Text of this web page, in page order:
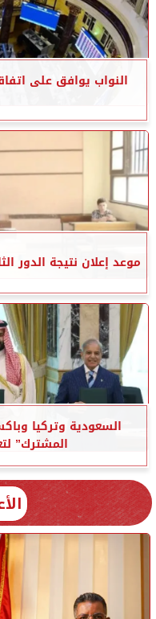
النواب يوافق على
موعد إعلان نتيجة الدور
السعودية وتركيا
المشترك”